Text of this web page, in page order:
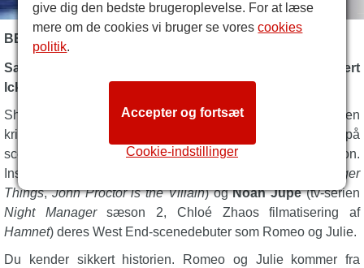
BESKRIVELSE AF ROMEO AND JULIET
Sadie Sink
Robert
Ickes
opsætning af
Shakespeares mest kendte romantiske tragedie er tilbage, en
kritikerrost produktion af
der vises på
scenen på Harold Pinter Theatre i en begrænset sæson.
Instrueret af
Stranger
Things,John Proctor is the Villain) ogNoah Jupe(tv-serien
Night Managersæson 2, Chloé Zhaos filmatisering af
Hamnet) deres West End-scenedebuter som Romeo og Julie.
Du kender sikkert historien. Romeo og Julie kommer fra
give dig den bedste brugeroplevelse. For at læse
mere om de cookies vi bruger se vorescookies
politik.
Cookie-indstillinger
Accepter og fortsæt